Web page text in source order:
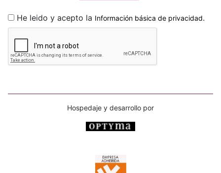
He leido y acepto la Información básica de privacidad.
Hospedaje y desarrollo por